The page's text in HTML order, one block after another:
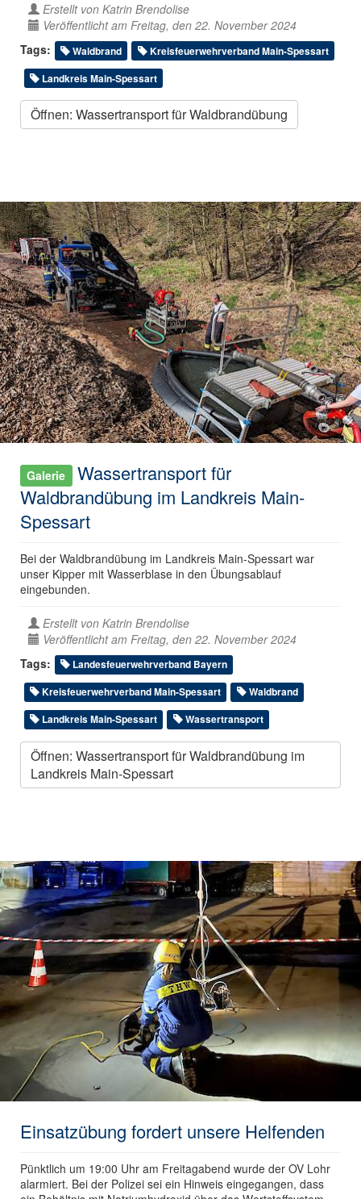
Erstellt von Katrin Brendolise
Veröffentlicht am Freitag, den 22. November 2024
Tags:
Waldbrand
Kreisfeuerwehrverband Main-Spessart
Landkreis Main-Spessart
Öffnen: Wassertransport für Waldbrandübung
Galerie
Wassertransport für
Waldbrandübung im Landkreis Main-
Spessart
Bei der Waldbrandübung im Landkreis Main-Spessart war
unser Kipper mit Wasserblase in den Übungsablauf
eingebunden.
Erstellt von Katrin Brendolise
Veröffentlicht am Freitag, den 22. November 2024
Tags:
Landesfeuerwehrverband Bayern
Kreisfeuerwehrverband Main-Spessart
Waldbrand
Landkreis Main-Spessart
Wassertransport
Öffnen: Wassertransport für Waldbrandübung im
Landkreis Main-Spessart
Einsatzübung fordert unsere Helfenden
Pünktlich um 19:00 Uhr am Freitagabend wurde der OV Lohr
alarmiert. Bei der Polizei sei ein Hinweis eingegangen, dass